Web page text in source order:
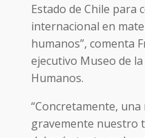
Estado de Chile para
internacional en
humanos”, comenta
ejecutivo Museo de
Humanos.
“Concretamente,
gravemente nuestro